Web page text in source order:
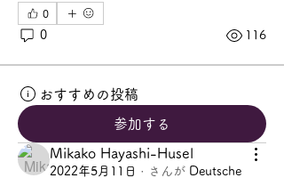
0
0 116
おすすめの投稿
参加する
Mikako Hayashi-Husel
2022年5月11日 · さんが Deutsche